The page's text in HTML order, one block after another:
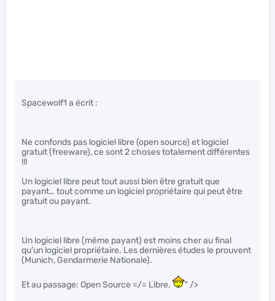
Spacewolf1 a écrit :
Ne confonds pas logiciel libre (open source) et logiciel
gratuit (freeware), ce sont 2 choses totalement différentes
!!!
Un logiciel libre peut tout aussi bien être gratuit que
payant… tout comme un logiciel propriétaire qui peut être
gratuit ou payant.
Un logiciel libre (même payant) est moins cher au final
qu’un logiciel propriétaire. Les dernières études le prouvent
(Munich, Gendarmerie Nationale).
Et au passage: Open Source =/= Libre. " />